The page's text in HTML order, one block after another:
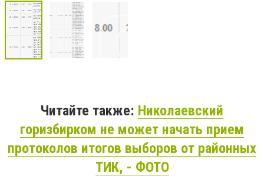
Читайте также: Николаевский
горизбирком не может начать прием
протоколов итогов выборов от районных
ТИК, - ФОТО